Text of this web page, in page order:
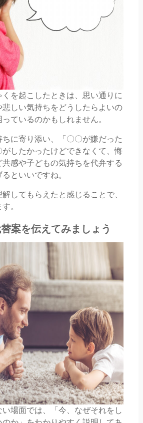
を起こしたときは、思い通りに
しい気持ちをどうしたらよいの
ているのかもしれません。
に寄り添い、「〇〇が嫌だった
したかったけどできなくて、悔
共感や子どもの気持ちを代弁する
といいですね。
してもらえたと感じることで、
。
案を伝えてみましょう
場面では、「今、なぜそれをし